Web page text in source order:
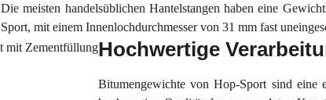
Die meisten handelsüblichen Hantelstangen haben eine
Sport, mit einem Innenlochdurchmesser von 31 mm fast
Hochwertige
Bitumengewichte von Hop-Sport sind eine